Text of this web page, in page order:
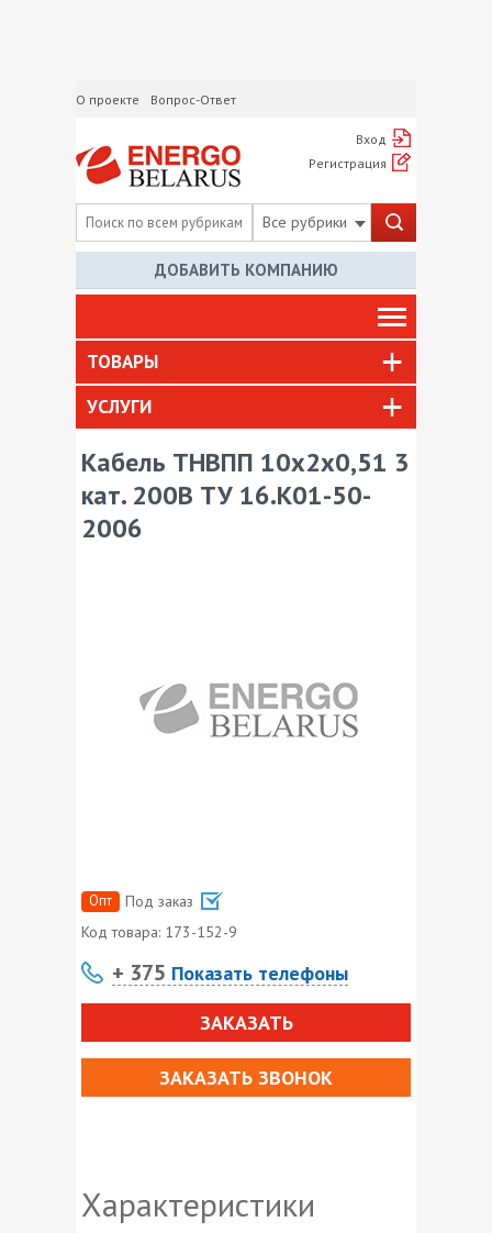
О проекте Вопрос-Ответ
Вход
Регистрация
Все рубрики
ДОБАВИТЬ КОМПАНИЮ
ТОВАРЫ
УСЛУГИ
Кабель ТНВПП 10х2х0,51 3
кат. 200В ТУ 16.К01-50-
2006
Опт
Под заказ
Код товара: 173-152-9
+ 375 Показать телефоны
ЗАКАЗАТЬ
ЗАКАЗАТЬ ЗВОНОК
Характеристики